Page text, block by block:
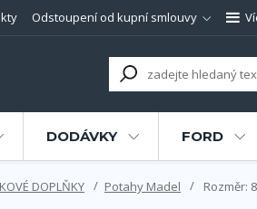
Odstoupení od kupní smlouvy
DODÁVKY FORD
DOPLŇKY Potahy Madel Rozměr: